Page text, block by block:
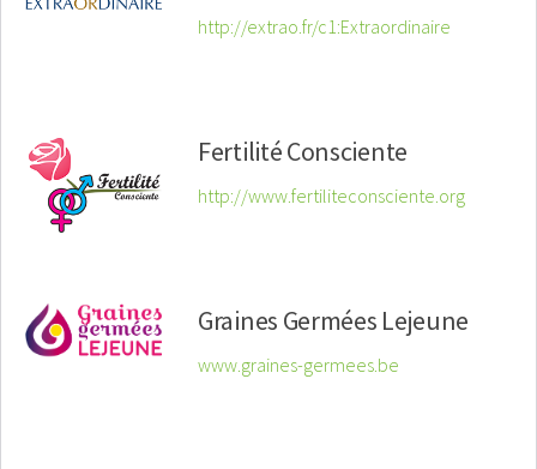
http://extrao.fr/c1:Extraordinaire
Fertilité Consciente
http://www.fertiliteconsciente.org
Graines Germées Lejeune
www.graines-germees.be